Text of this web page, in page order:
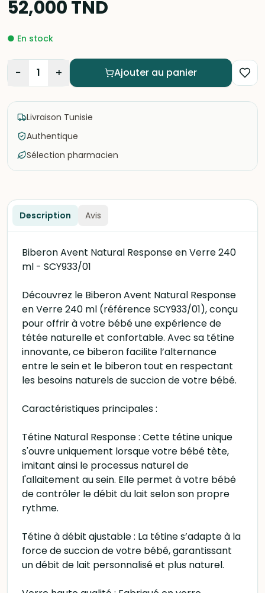
52,000TND
● En stock
− 1 + Ajouter au panier
Livraison Tunisie
Authentique
Sélection pharmacien
Description Avis
Biberon Avent Natural Response en Verre 240
ml - SCY933/01
Découvrez le Biberon Avent Natural Response
en Verre 240 ml (référence SCY933/01), conçu
pour offrir à votre bébé une expérience de
tétée naturelle et confortable. Avec sa tétine
innovante, ce biberon facilite l’alternance
entre le sein et le biberon tout en respectant
les besoins naturels de succion de votre bébé.
Caractéristiques principales :
Tétine Natural Response : Cette tétine unique
s'ouvre uniquement lorsque votre bébé tète,
imitant ainsi le processus naturel de
l'allaitement au sein. Elle permet à votre bébé
de contrôler le débit du lait selon son propre
rythme.
Tétine à débit ajustable : La tétine s’adapte à la
force de succion de votre bébé, garantissant
un débit de lait personnalisé et plus naturel.